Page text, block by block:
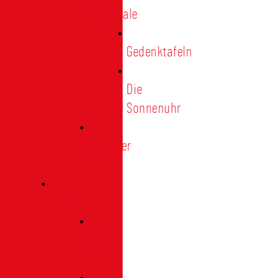
Denkmale
Gedenktafeln
Die
Sonnenuhr
Ratinger